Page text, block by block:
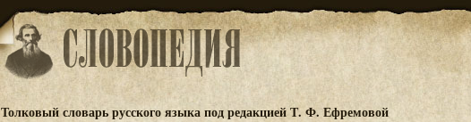
Толковый словарь русского языка под редакцией Т. Ф. Ефремовой